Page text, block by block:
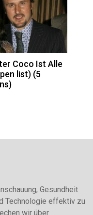
Coco Ist Alle
list) (5
Gesundheit
Technologie effektiv zu
wir über